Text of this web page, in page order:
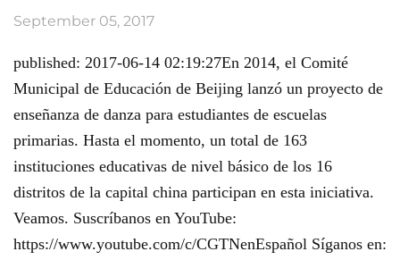
September 05, 2017
published: 2017-06-14 02:19:27En 2014, el Comité
Municipal de Educación de Beijing lanzó un proyecto de
enseñanza de danza para estudiantes de escuelas
primarias. Hasta el momento, un total de 163
instituciones educativas de nivel básico de los 16
distritos de la capital china participan en esta iniciativa.
Veamos. Suscríbanos en YouTube:
https://www.youtube.com/c/CGTNenEspañol Síganos en: